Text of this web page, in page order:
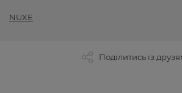
NUXE
Поділитись із